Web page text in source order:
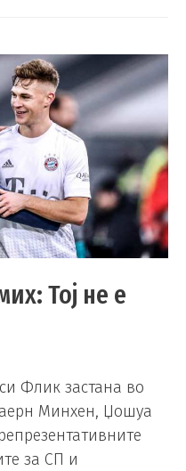
Тој не е
Флик застана во
Минхен, Џошуа
за СП и